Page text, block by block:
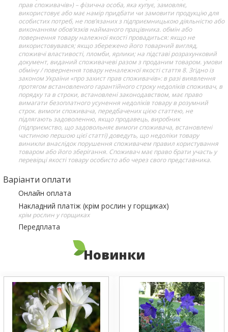
прав споживачів») – фізична особа, яка купує, замовляє,
використовує або має намір придбати чи замовити продукцію для
особистих потреб, не пов’язаних з підприємницькою діяльністю або
виконанням обов’язків найманого працівника. обмін або
повернення товару належної якості провадиться: якщо не
використовувався; якщо збережено його товарний вигляд,
споживчі властивості, пломби, ярлики; на підставі розрахунковий
документ, виданий споживачеві разом з проданим товаром. умови
обміну / повернення товару неналежної якості стаття 8. Згідно із
законом України «про захист прав споживачів»: в разі виявлення
протягом встановленого гарантійного строку недоліків споживач, в
порядку та в строки, встановлені законодавством, має право
вимагати безоплатного усунення недоліків товару в розумний
строк. вимоги споживача, передбачених цією статтею, не
підлягають задоволенню, якщо продавець, виробник
(підприємство, що задовольняє вимоги споживача, встановлені
частиною першою цієї статті) доведуть, що недоліки товару
виникли внаслідок порушення споживачем правил користування
товаром або його зберігання. Споживач має право брати участь у
перевірці якості товару особисто або через свого представника.
Варіанти оплати
Онлайн оплата
Накладний платіж (крім рослин у горщиках)
крім рослин у горщиках
Передплата
Новинки